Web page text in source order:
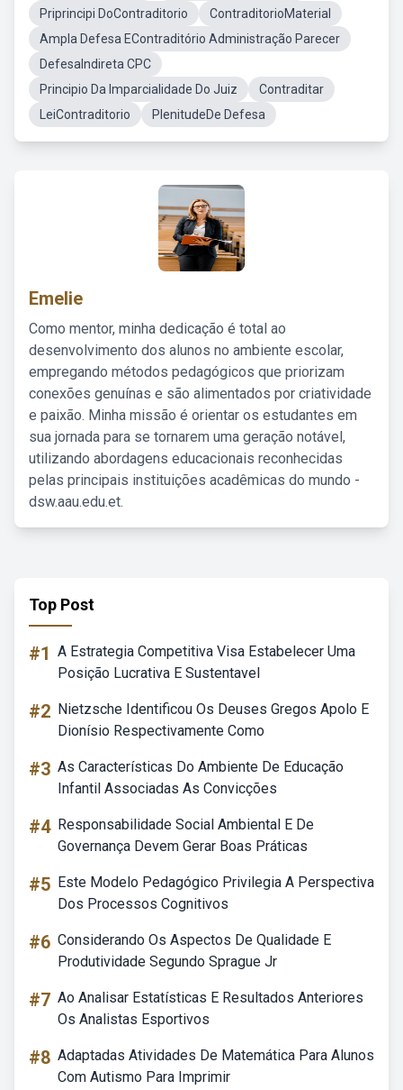
Priprincipi DoContraditorio
ContraditorioMaterial
Ampla Defesa EContraditório Administração Parecer
DefesaIndireta CPC
Principio Da Imparcialidade Do Juiz
Contraditar
LeiContraditorio
PlenitudeDe Defesa
Emelie
Como mentor, minha dedicação é total ao
desenvolvimento dos alunos no ambiente escolar,
empregando métodos pedagógicos que priorizam
conexões genuínas e são alimentados por criatividade
e paixão. Minha missão é orientar os estudantes em
sua jornada para se tornarem uma geração notável,
utilizando abordagens educacionais reconhecidas
pelas principais instituições acadêmicas do mundo -
dsw.aau.edu.et.
Top Post
#1 A Estrategia Competitiva Visa Estabelecer Uma
Posição Lucrativa E Sustentavel
#2 Nietzsche Identificou Os Deuses Gregos Apolo E
Dionísio Respectivamente Como
#3 As Características Do Ambiente De Educação
Infantil Associadas As Convicções
#4 Responsabilidade Social Ambiental E De
Governança Devem Gerar Boas Práticas
#5 Este Modelo Pedagógico Privilegia A Perspectiva
Dos Processos Cognitivos
#6 Considerando Os Aspectos De Qualidade E
Produtividade Segundo Sprague Jr
#7 Ao Analisar Estatísticas E Resultados Anteriores
Os Analistas Esportivos
#8 Adaptadas Atividades De Matemática Para Alunos
Com Autismo Para Imprimir